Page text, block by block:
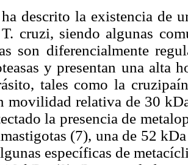
ha descrito la existencia de
cruzi, siendo algunas
son diferencialmente
y presentan una alta
tales como la
movilidad relativa de 30
la presencia de
(7), una de 52
específicas de